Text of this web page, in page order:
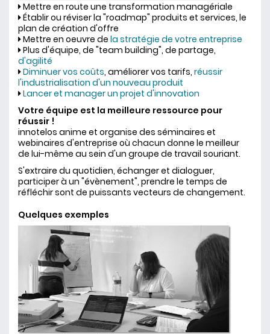
Mettre en route une transformation managériale
Établir ou réviser la "roadmap" produits et services, le
plan de création d'offre
Mettre en oeuvre de la stratégie de votre entreprise
Plus d'équipe, de "team building", de partage,
d'agilité
Diminuer vos coûts, améliorer vos tarifs, réussir
l'industrialisation d'un nouveau produit
Lancer et manager un projet d'innovation
Votre équipe est la meilleure ressource pour
réussir !
innotelos anime et organise des séminaires et
webinaires d'entreprise où chacun donne le meilleur
de lui-même au sein d'un groupe de travail souriant.
S'extraire du quotidien, échanger et dialoguer,
participer à un "évènement", prendre le temps de
réfléchir sont de puissants vecteurs de changement.
Quelques exemples